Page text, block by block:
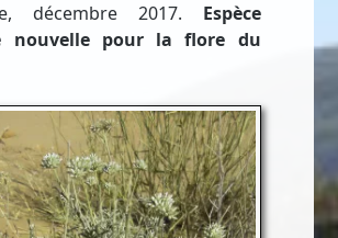
décembre 2017. Espèce
nouvelle pour la flore du